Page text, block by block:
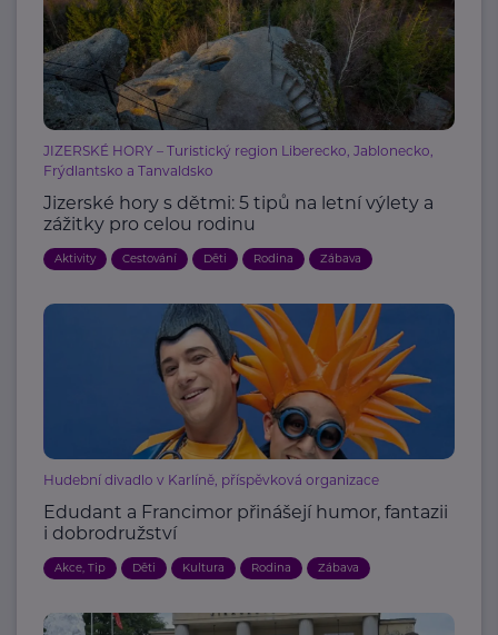
JIZERSKÉ HORY – Turistický region Liberecko, Jablonecko,
Frýdlantsko a Tanvaldsko
Jizerské hory s dětmi: 5 tipů na letní výlety a
zážitky pro celou rodinu
Aktivity Cestování Děti Rodina Zábava
Hudební divadlo v Karlíně, příspěvková organizace
Edudant a Francimor přinášejí humor, fantazii
i dobrodružství
Akce, Tip Děti Kultura Rodina Zábava